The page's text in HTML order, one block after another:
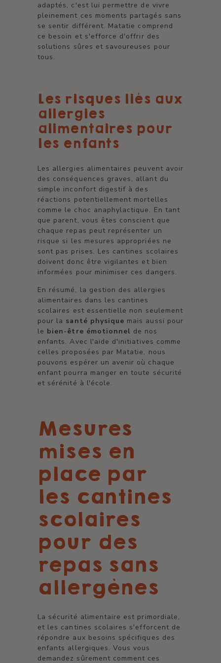
adaptés, c'est lui permettre de vivre
pleinement ces moments partagés sans
se sentir différent. Matatie comprend
ce besoin et s'efforce d'offrir des
solutions sûres et savoureuses pour
tous.
Les risques liés aux
allergies
alimentaires pour
les enfants
Les allergies alimentaires peuvent avoir
des conséquences graves, allant du
simple inconfort digestif à des
réactions potentiellement mortelles
comme le choc anaphylactique. En tant
que parent, vous êtes conscient que
chaque repas peut représenter un
risque si les mesures appropriées ne
sont pas prises. Les cantines scolaires
doivent donc être vigilantes et bien
informées pour minimiser ces dangers.
En résumé, la gestion des allergies
alimentaires dans les cantines
scolaires est essentielle non seulement
pour la santé physique mais aussi pour
le bien-être émotionnel de nos
enfants. Avec l'aide d'initiatives comme
celles proposées par Matatie, nous
pouvons espérer un avenir où chaque
enfant pourra manger en toute sécurité
et sérénité à l'école.
Mesures
mises en
place par
les cantines
scolaires
pour des
repas sans
allergènes
La sécurité alimentaire est primordiale,
et les cantines scolaires s'efforcent de
répondre aux besoins spécifiques des
enfants allergiques. Vous vous
demandez sûrement comment ces